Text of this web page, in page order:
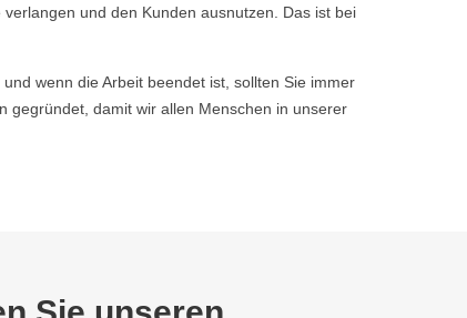
und den Kunden ausnutzen. Das ist bei
wenn die Arbeit beendet ist, sollten Sie immer
gegründet, damit wir allen Menschen in unserer